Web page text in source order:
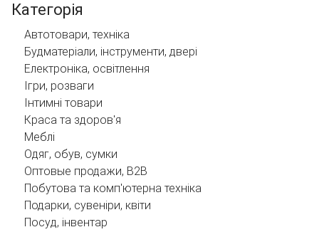
Категорія
Автотовари, техніка
Будматеріали, інструменти, двері
Електроніка, освітлення
Ігри, розваги
Інтимні товари
Краса та здоров'я
Меблі
Одяг, обув, сумки
Оптовые продажи, B2B
Побутова та комп'ютерна техніка
Подарки, сувеніри, квіти
Посуд, інвентар